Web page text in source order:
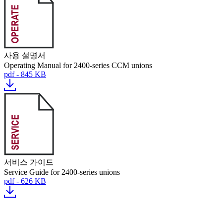
사용 설명서
Operating Manual for 2400-series CCM unions
pdf - 845 KB
서비스 가이드
Service Guide for 2400-series unions
pdf - 626 KB